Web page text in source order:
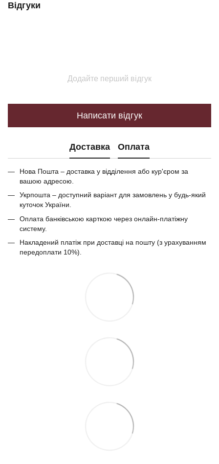
Відгуки
Додайте перший відгук
Написати відгук
Доставка Оплата
Нова Пошта – доставка у відділення або кур'єром за
вашою адресою.
Укрпошта – доступний варіант для замовлень у будь-який
куточок України.
Оплата банківською карткою через онлайн-платіжну
систему.
Накладений платіж при доставці на пошту (з урахуванням
передоплати 10%).